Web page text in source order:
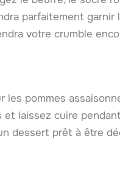
parfaitement garnir
votre crumble
les pommes
laissez cuire
dessert prêt à être